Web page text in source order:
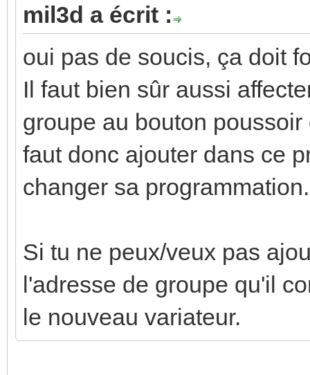
mil3d a écrit :
oui pas de soucis, ça doit
Il faut bien sûr aussi
groupe au bouton
faut donc ajouter dans ce
changer sa programmation.
Si tu ne peux/veux pas
l'adresse de groupe qu'il
le nouveau variateur.